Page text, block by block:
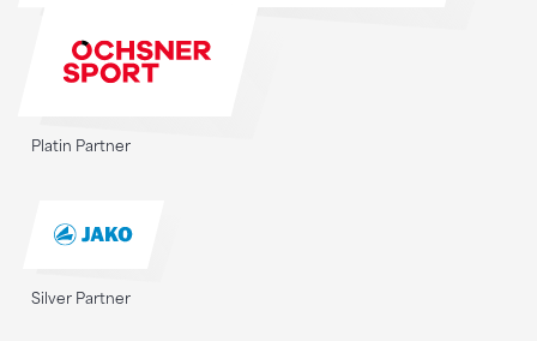
Platin Partner
Silver Partner